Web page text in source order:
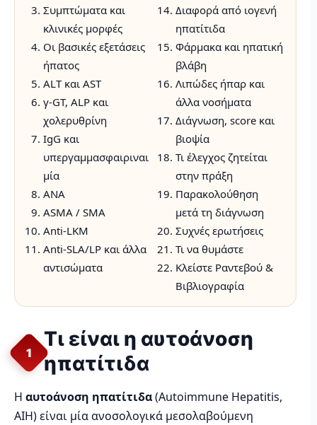
Συμπτώματα και
κλινικές μορφές
Οι βασικές εξετάσεις
ήπατος
ALT και AST
γ-GT, ALP και
χολερυθρίνη
IgG και
υπεργαμμασφαιριναι
μία
ANA
ASMA / SMA
Anti-LKM
Anti-SLA/LP και άλλα
αντισώματα
Διαφορά από ιογενή
ηπατίτιδα
Φάρμακα και ηπατική
βλάβη
Λιπώδες ήπαρ και
άλλα νοσήματα
Διάγνωση, score και
βιοψία
Τι έλεγχος ζητείται
στην πράξη
Παρακολούθηση
μετά τη διάγνωση
Συχνές ερωτήσεις
Τι να θυμάστε
Κλείστε Ραντεβού &
Βιβλιογραφία
1
Τι είναι η αυτοάνοση
ηπατίτιδα
Η αυτοάνοση ηπατίτιδα(Autoimmune Hepatitis,
AIH) είναι μία ανοσολογικά μεσολαβούμενη